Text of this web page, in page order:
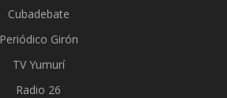
Cubadebate
Periódico Girón
TV Yumurí
Radio 26